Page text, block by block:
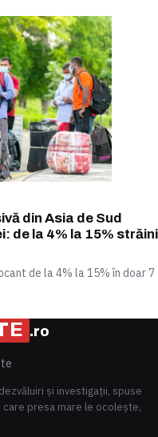
din Asia de Sud
de la 4% la 15% străini
de la 4% la 15% în doar 7
.ro
și investigații, spuse
presa mare le ocolește,